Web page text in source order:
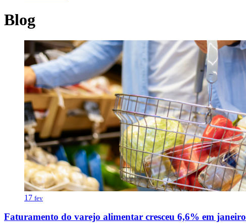
Blog
17 fev
Faturamento do varejo alimentar cresceu 6,6% em janeiro